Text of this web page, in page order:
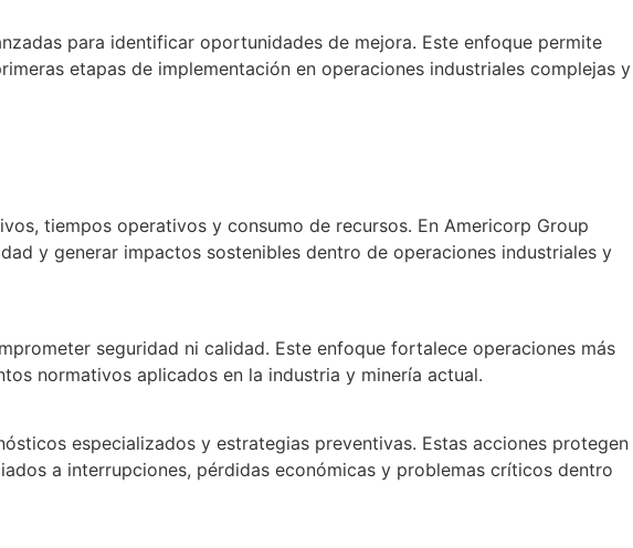
para identificar oportunidades de mejora. Este enfoque permite
etapas de implementación en operaciones industriales complejas y
tiempos operativos y consumo de recursos. En Americorp Group
y generar impactos sostenibles dentro de operaciones industriales y
seguridad ni calidad. Este enfoque fortalece operaciones más
normativos aplicados en la industria y minería actual.
especializados y estrategias preventivas. Estas acciones protegen
a interrupciones, pérdidas económicas y problemas críticos dentro